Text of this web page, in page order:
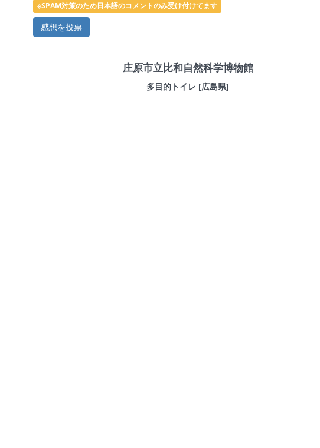
※SPAM対策のため日本語のコメントのみ受け付けてます
庄原市立比和自然科学博物館
多目的トイレ [広島県]